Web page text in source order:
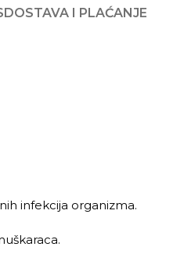
DOSTAVA I PLAĆANJE
infekcija organizma.